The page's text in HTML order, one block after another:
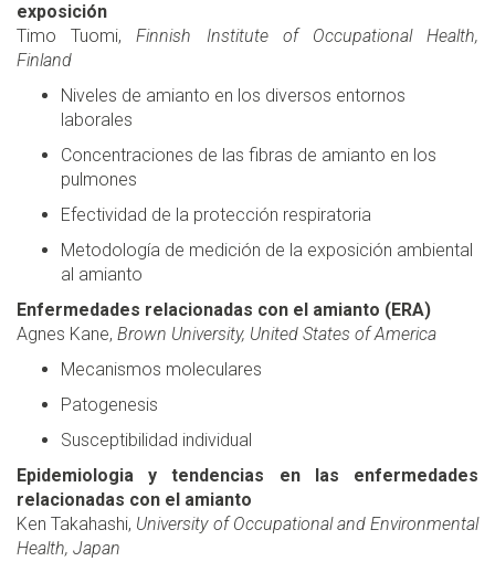
exposición
Timo Tuomi,Finnish Institute of Occupational Health,
Finland
Niveles de amianto en los diversos entornos
laborales
Concentraciones de las fibras de amianto en los
pulmones
Efectividad de la protección respiratoria
Metodología de medición de la exposición ambiental
al amianto
Enfermedades relacionadas con el amianto (ERA)
Agnes Kane, Brown University, United States of America
Mecanismos moleculares
Patogenesis
Susceptibilidad individual
Epidemiologia y tendencias en las enfermedades
relacionadas con el amianto
Ken Takahashi, University of Occupational and Environmental
Health, Japan